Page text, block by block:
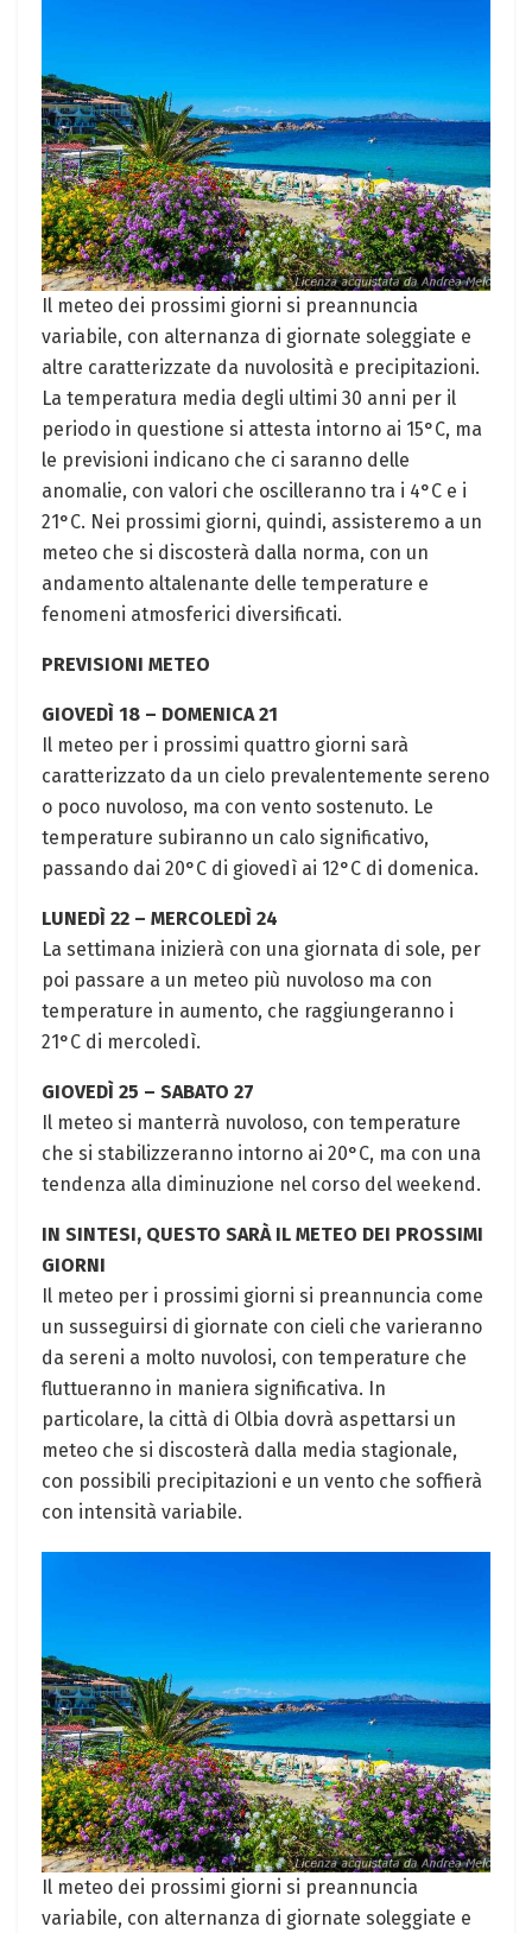
Il meteo dei prossimi giorni si preannuncia
variabile, con alternanza di giornate soleggiate e
altre caratterizzate da nuvolosità e precipitazioni.
La temperatura media degli ultimi 30 anni per il
periodo in questione si attesta intorno ai 15°C, ma
le previsioni indicano che ci saranno delle
anomalie, con valori che oscilleranno tra i 4°C e i
21°C. Nei prossimi giorni, quindi, assisteremo a un
meteo che si discosterà dalla norma, con un
andamento altalenante delle temperature e
fenomeni atmosferici diversificati.
PREVISIONI METEO
GIOVEDÌ 18 – DOMENICA 21
Il meteo per i prossimi quattro giorni sarà
caratterizzato da un cielo prevalentemente sereno
o poco nuvoloso, ma con vento sostenuto. Le
temperature subiranno un calo significativo,
passando dai 20°C di giovedì ai 12°C di domenica.
LUNEDÌ 22 – MERCOLEDÌ 24
La settimana inizierà con una giornata di sole, per
poi passare a un meteo più nuvoloso ma con
temperature in aumento, che raggiungeranno i
21°C di mercoledì.
GIOVEDÌ 25 – SABATO 27
Il meteo si manterrà nuvoloso, con temperature
che si stabilizzeranno intorno ai 20°C, ma con una
tendenza alla diminuzione nel corso del weekend.
IN SINTESI, QUESTO SARÀ IL METEO DEI PROSSIMI
GIORNI
Il meteo per i prossimi giorni si preannuncia come
un susseguirsi di giornate con cieli che varieranno
da sereni a molto nuvolosi, con temperature che
fluttueranno in maniera significativa. In
particolare, la città di Olbia dovrà aspettarsi un
meteo che si discosterà dalla media stagionale,
con possibili precipitazioni e un vento che soffierà
con intensità variabile.
Il meteo dei prossimi giorni si preannuncia
variabile, con alternanza di giornate soleggiate e